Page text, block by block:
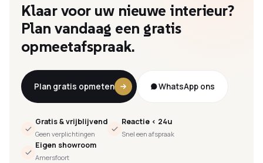
Klaar voor uw nieuwe interieur?
Plan vandaag een gratis
opmeetafspraak.
Plan gratis opmeten WhatsApp ons
Gratis & vrijblijvend
Geen verplichtingen
Reactie < 24u
Snel een afspraak
Eigen showroom
Amersfoort